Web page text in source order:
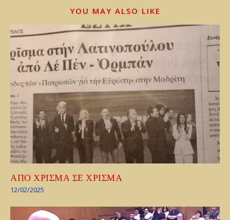
YOU MAY ALSO LIKE
ΑΠΟ ΧΡΙΣΜΑ ΣΕ ΧΡΙΣΜΑ
12/02/2025